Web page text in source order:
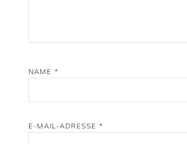
NAME *
E-MAIL-ADRESSE *